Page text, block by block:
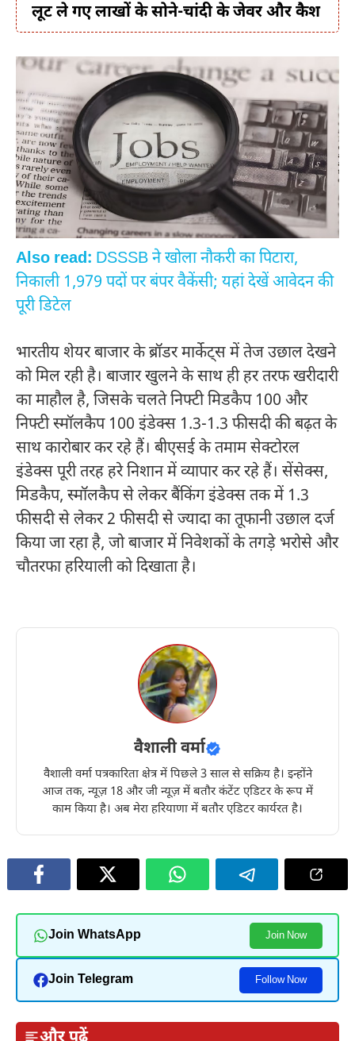
लूट ले गए लाखों के सोने-चांदी के जेवर और कैश
Also read: DSSSB ने खोला नौकरी का पिटारा,
निकाली 1,979 पदों पर बंपर वैकेंसी; यहां देखें आवेदन की
पूरी डिटेल
भारतीय शेयर बाजार के ब्रॉडर मार्केट्स में तेज उछाल देखने
को मिल रही है। बाजार खुलने के साथ ही हर तरफ खरीदारी
का माहौल है, जिसके चलते निफ्टी मिडकैप 100 और
निफ्टी स्मॉलकैप 100 इंडेक्स 1.3-1.3 फीसदी की बढ़त के
साथ कारोबार कर रहे हैं। बीएसई के तमाम सेक्टोरल
इंडेक्स पूरी तरह हरे निशान में व्यापार कर रहे हैं। सेंसेक्स,
मिडकैप, स्मॉलकैप से लेकर बैंकिंग इंडेक्स तक में 1.3
फीसदी से लेकर 2 फीसदी से ज्यादा का तूफानी उछाल दर्ज
किया जा रहा है, जो बाजार में निवेशकों के तगड़े भरोसे और
चौतरफा हरियाली को दिखाता है।
वैशाली वर्मा
वैशाली वर्मा पत्रकारिता क्षेत्र में पिछले 3 साल से सक्रिय है। इन्होंने
आज तक, न्यूज़ 18 और जी न्यूज़ में बतौर कंटेंट एडिटर के रूप में
काम किया है। अब मेरा हरियाणा में बतौर एडिटर कार्यरत है।
Join WhatsApp Join Now
Join Telegram Follow Now